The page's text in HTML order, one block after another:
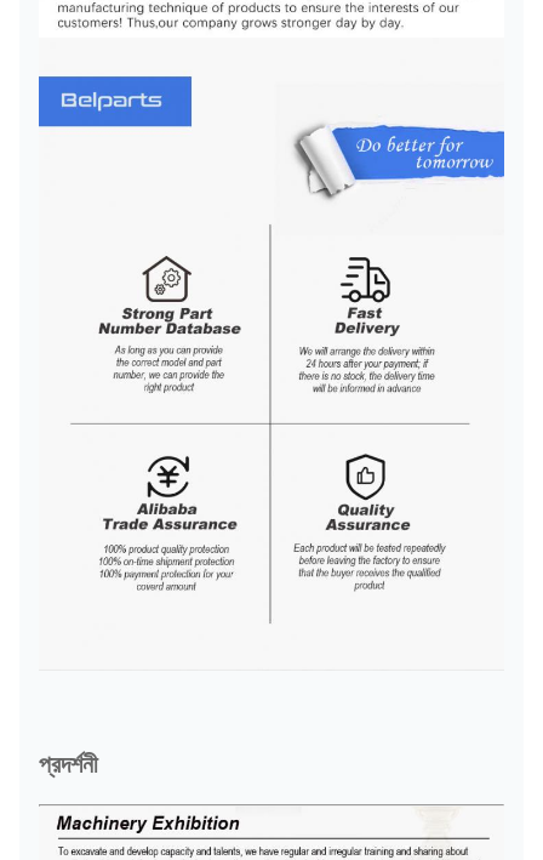
প্রদর্শনী